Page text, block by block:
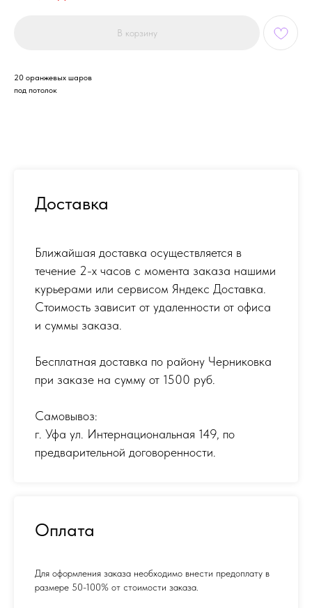
В корзину
20 оранжевых шаров
под потолок
Доставка
Ближайшая доставка осуществляется в
течение 2-х часов с момента заказа нашими
курьерами или сервисом Яндекс Доставка.
Стоимость зависит от удаленности от офиса
и суммы заказа.
Бесплатная доставка по району Черниковка
при заказе на сумму от 1500 руб.
Самовывоз:
г. Уфа ул. Интернациональная 149, по
предварительной договоренности.
Оплата
Для оформления заказа необходимо внести предоплату в
размере 50-100% от стоимости заказа.